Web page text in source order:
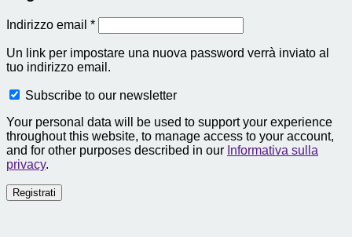
Indirizzo email *Richiesto
Un link per impostare una nuova password verrà inviato al
tuo indirizzo email.
Subscribe to our newsletter
Your personal data will be used to support your experience
throughout this website, to manage access to your account,
and for other purposes described in our Informativa sulla
privacy.
Registrati